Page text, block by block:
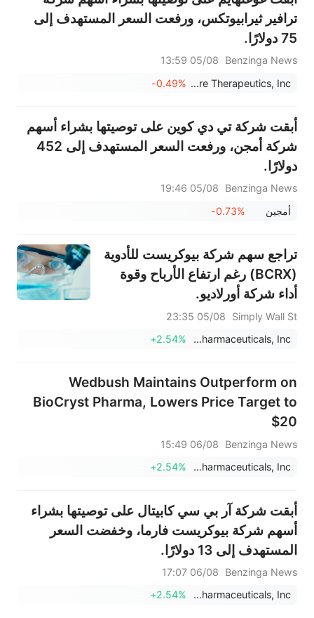
ترافير ثيرابيوتكس، ورفعت السعر المستهدف إلى
75 دولارًا.
Benzinga News
05/08 13:59
Travere Therapeutics, Inc.
-0.49%
أبقت شركة تي دي كوين على توصيتها بشراء أسهم
شركة أمجن، ورفعت السعر المستهدف إلى 452
دولارًا.
Benzinga News
05/08 19:46
أمجين
-0.73%
تراجع سهم شركة بيوكريست للأدوية
(BCRX) رغم ارتفاع الأرباح وقوة
أداء شركة أورلاديو.
Simply Wall St
05/08 23:35
BioCryst Pharmaceuticals, Inc.
+2.54%
Wedbush Maintains Outperform on
BioCryst Pharma, Lowers Price Target to
$20
Benzinga News
06/08 15:49
BioCryst Pharmaceuticals, Inc.
+2.54%
أبقت شركة آر بي سي كابيتال على توصيتها بشراء
أسهم شركة بيوكريست فارما، وخفضت السعر
المستهدف إلى 13 دولارًا.
Benzinga News
06/08 17:07
BioCryst Pharmaceuticals, Inc.
+2.54%